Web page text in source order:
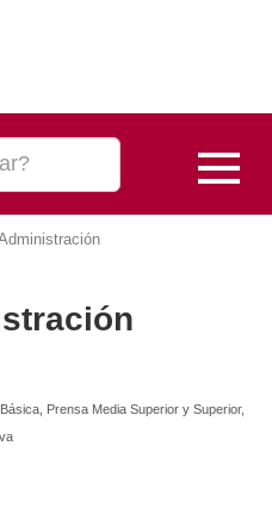
Prensa Media Superior y Superior,